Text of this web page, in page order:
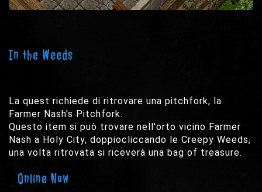
In the Weeds
La quest richiede di ritrovare una pitchfork, la
Farmer Nash's Pitchfork.
Questo item si può trovare nell'orto vicino Farmer
Nash a Holy City, doppiocliccando le Creepy Weeds,
una volta ritrovata si riceverà una bag of treasure.
Online Now